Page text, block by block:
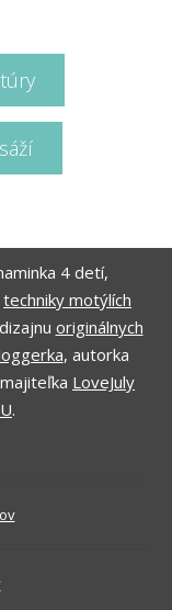
4 detí,
techniky motýlích
originálnych
, autorka
LoveJuly
.